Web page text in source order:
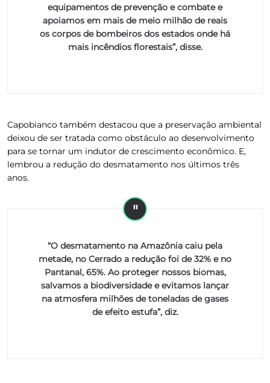
equipamentos de prevenção e combate e
apoiamos em mais de meio milhão de reais
os corpos de bombeiros dos estados onde há
mais incêndios florestais”, disse.
Capobianco também destacou que a preservação ambiental
deixou de ser tratada como obstáculo ao desenvolvimento
para se tornar um indutor de crescimento econômico. E,
lembrou a redução do desmatamento nos últimos três
anos.
“O desmatamento na Amazônia caiu pela
metade, no Cerrado a redução foi de 32% e no
Pantanal, 65%. Ao proteger nossos biomas,
salvamos a biodiversidade e evitamos lançar
na atmosfera milhões de toneladas de gases
de efeito estufa”, diz.